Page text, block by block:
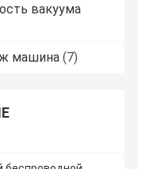
вакуума
машина (7)